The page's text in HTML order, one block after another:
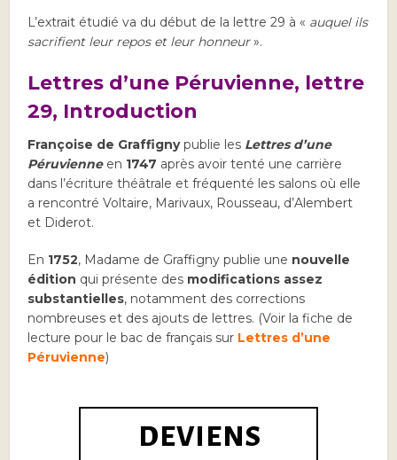
L’extrait étudié va du début de la lettre 29 à « auquel ils
sacrifient leur repos et leur honneur».
Lettres d’une Péruvienne, lettre
29, Introduction
Françoise de Graffignypublie les Lettres d’une
Péruvienne en 1747 après avoir tenté une carrière
dans l’écriture théâtrale et fréquenté les salons où elle
a rencontré Voltaire, Marivaux, Rousseau, d’Alembert
et Diderot.
En 1752, Madame de Graffigny publie une nouvelle
édition qui présente des modifications assez
substantielles, notamment des corrections
nombreuses et des ajouts de lettres. (Voir la fiche de
lecture pour le bac de français sur Lettres d’une
Péruvienne)
DEVIENS